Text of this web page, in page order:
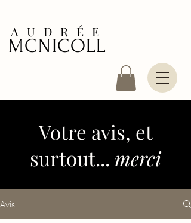
AUDRÉE
MCNICOLL
Votre avis, et
surtout... merci
Avis